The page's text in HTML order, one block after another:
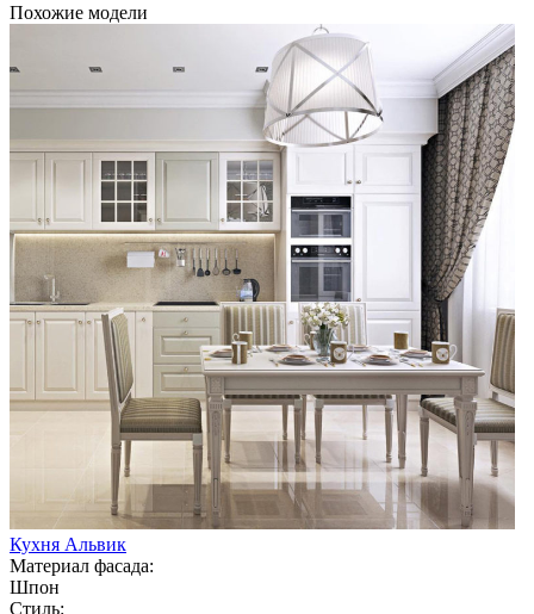
Похожие модели
Кухня Альвик
Материал фасада:
Шпон
Стиль: